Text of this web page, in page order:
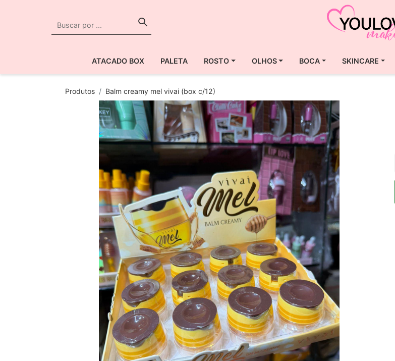
ATACADO BOX PALETA ROSTO OLHOS BOCA SKINCARE
Produtos Balm creamy mel vivai (box c/12)